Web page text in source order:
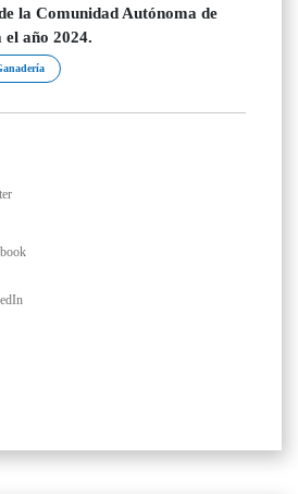
la Comunidad Autónoma de
año 2024.